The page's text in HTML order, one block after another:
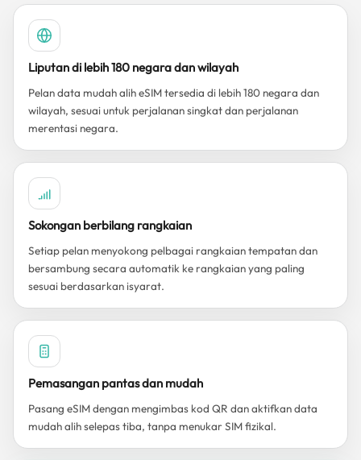
Liputan di lebih 180 negara dan wilayah
Pelan data mudah alih eSIM tersedia di lebih 180 negara dan
wilayah, sesuai untuk perjalanan singkat dan perjalanan
merentasi negara.
Sokongan berbilang rangkaian
Setiap pelan menyokong pelbagai rangkaian tempatan dan
bersambung secara automatik ke rangkaian yang paling
sesuai berdasarkan isyarat.
Pemasangan pantas dan mudah
Pasang eSIM dengan mengimbas kod QR dan aktifkan data
mudah alih selepas tiba, tanpa menukar SIM fizikal.